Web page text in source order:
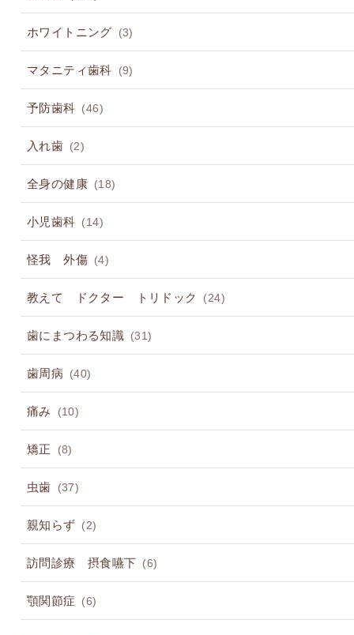
ホワイトニング (3)
マタニティ歯科 (9)
予防歯科 (46)
入れ歯 (2)
全身の健康 (18)
小児歯科 (14)
怪我 外傷 (4)
教えて ドクター トリドック (24)
歯にまつわる知識 (31)
歯周病 (40)
痛み (10)
矯正 (8)
虫歯 (37)
親知らず (2)
訪問診療 摂食嚥下 (6)
顎関節症 (6)